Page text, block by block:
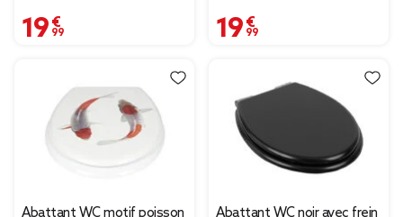
19,99 € 19,99 €